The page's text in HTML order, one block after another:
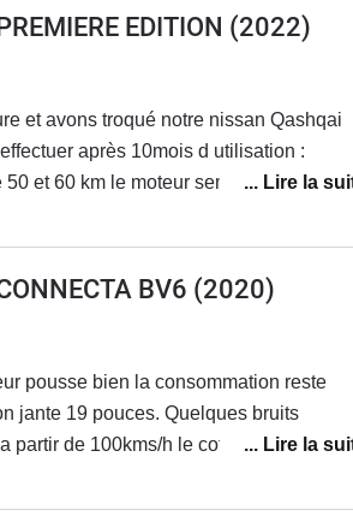
EDITION (2022)
et avons troqué notre nissan Qashqai
après 10mois d utilisation :
et 60 km le moteur semble être en
et elle peine.... puis un rappel de
garage mardi pour régler tout ceci.Le
2 la Juke est confortable et très stable
mais pas avec des bagages pour les
BV6 (2020)
pousse bien la consommation reste
jante 19 pouces. Quelques bruits
partir de 100kms/h le coffre est suffisant
bris chauffant.